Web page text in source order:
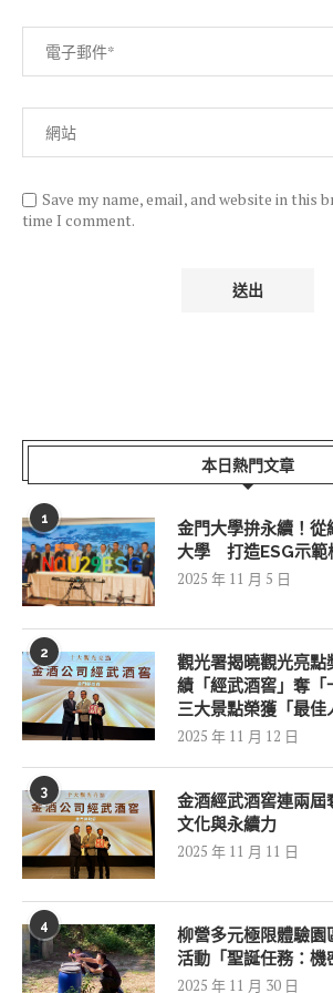
Save my name, email, and website in this
time I comment.
本日熱門文章
1
金門大學拚永續！從
大學 打造ESG示範
2025 年 11 月 5 日
2
觀光署揭曉觀光亮點
績「經武酒窖」奪「
三大景點榮獲「最佳
2025 年 11 月 12 日
3
金酒經武酒窖連兩屆
文化與永續力
2025 年 11 月 11 日
4
柳營多元極限體驗園
活動「聖誕任務：機
2025 年 11 月 30 日